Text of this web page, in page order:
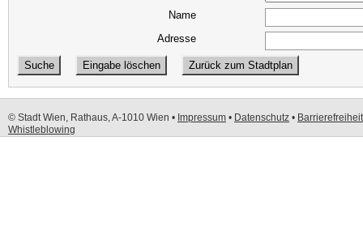
Name
Adresse
© Stadt Wien, Rathaus, A-1010 Wien • Impressum • Datenschutz • Barrierefreiheit
Whistleblowing